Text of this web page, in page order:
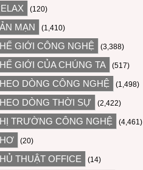
(120)
MẠN (1,410)
GIỚI CÔNG NGHỆ (3,388)
GIỚI CỦA CHÚNG TA (517)
DÒNG CÔNG NGHỆ (1,498)
DÒNG THỜI SỰ (2,422)
TRƯỜNG CÔNG NGHỆ (4,461)
(20)
THUẬT OFFICE (14)